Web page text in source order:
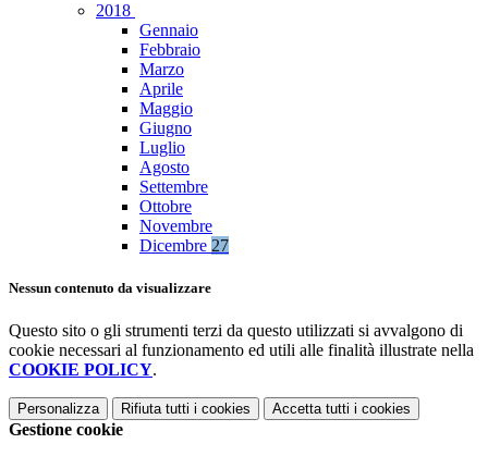
2018
Gennaio
Febbraio
Marzo
Aprile
Maggio
Giugno
Luglio
Agosto
Settembre
Ottobre
Novembre
Dicembre 27
Nessun contenuto da visualizzare
Questo sito o gli strumenti terzi da questo utilizzati si avvalgono di
cookie necessari al funzionamento ed utili alle finalità illustrate nella
COOKIE POLICY.
Personalizza Rifiuta tutti i cookies Accetta tutti i cookies
Gestione cookie